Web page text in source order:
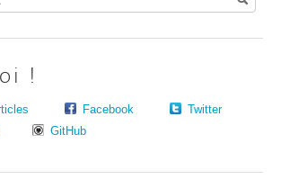
!
Facebook
Twitter
GitHub